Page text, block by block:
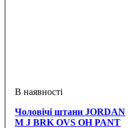
Чоловічі штани JORDAN
M J BRK OVS OH PANT